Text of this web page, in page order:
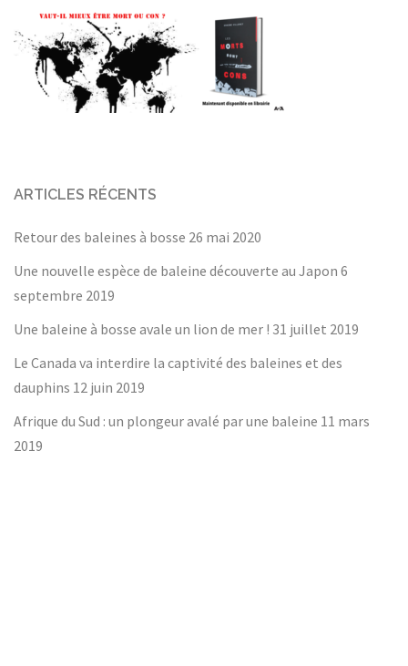
ARTICLES RÉCENTS
Retour des baleines à bosse 26 mai 2020
Une nouvelle espèce de baleine découverte au Japon 6
septembre 2019
Une baleine à bosse avale un lion de mer ! 31 juillet 2019
Le Canada va interdire la captivité des baleines et des
dauphins 12 juin 2019
Afrique du Sud : un plongeur avalé par une baleine 11 mars
2019